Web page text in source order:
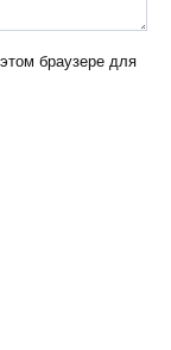
браузере для